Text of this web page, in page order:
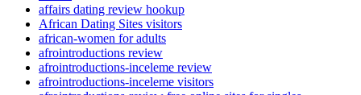
affairs dating review hookup
African Dating Sites visitors
african-women for adults
afrointroductions review
afrointroductions-inceleme review
afrointroductions-inceleme visitors